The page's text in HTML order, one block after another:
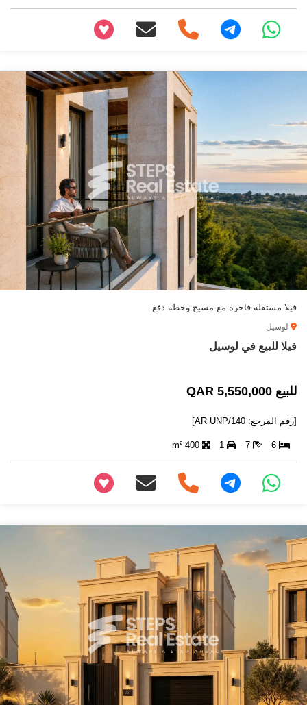
فيلا مستقلة فاخرة مع مسبح وخطة دفع
لوسيل
فيلا للبيع في لوسيل
للبيع 5,550,000 QAR
[رقم المرجع: AR UNP/140]
6
7
1
400 m²